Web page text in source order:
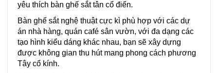
yêu thích bàn ghế sắt tân cổ điển.
Bàn ghế sắt nghệ thuật cực kì phù hợp với các dự
án nhà hàng, quán café sân vườn, với đa dạng các
tạo hình kiểu dáng khác nhau, bạn sẽ xây dựng
được không gian thu hút mang phong cách phương
Tây cổ kính.